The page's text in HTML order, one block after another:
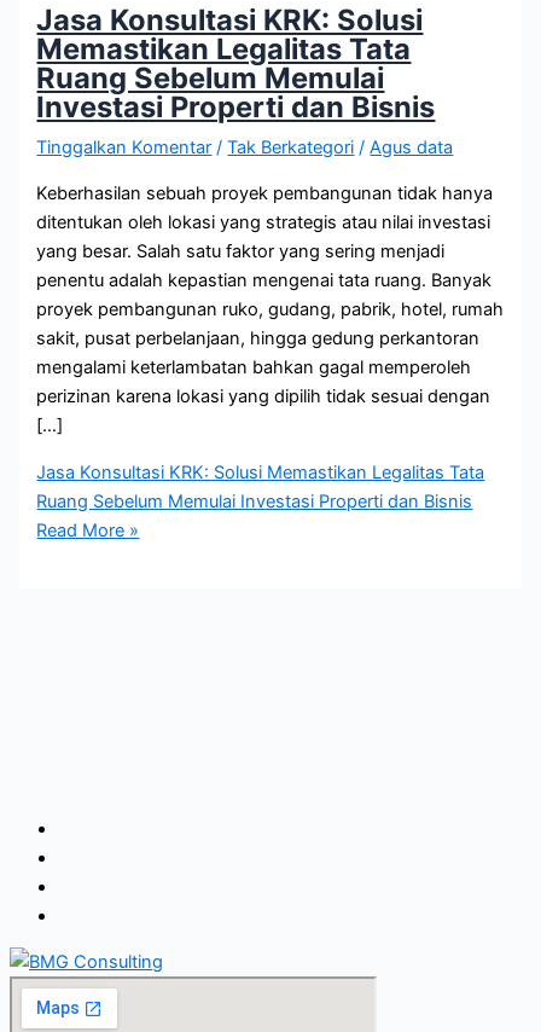
Jasa Konsultasi KRK: Solusi
Memastikan Legalitas Tata
Ruang Sebelum Memulai
Investasi Properti dan Bisnis
Tinggalkan Komentar /Tak Berkategori /Agus data
Keberhasilan sebuah proyek pembangunan tidak hanya
ditentukan oleh lokasi yang strategis atau nilai investasi
yang besar. Salah satu faktor yang sering menjadi
penentu adalah kepastian mengenai tata ruang. Banyak
proyek pembangunan ruko, gudang, pabrik, hotel, rumah
sakit, pusat perbelanjaan, hingga gedung perkantoran
mengalami keterlambatan bahkan gagal memperoleh
perizinan karena lokasi yang dipilih tidak sesuai dengan
[…]
Jasa Konsultasi KRK: Solusi Memastikan Legalitas Tata
Ruang Sebelum Memulai Investasi Properti dan Bisnis
Read More »